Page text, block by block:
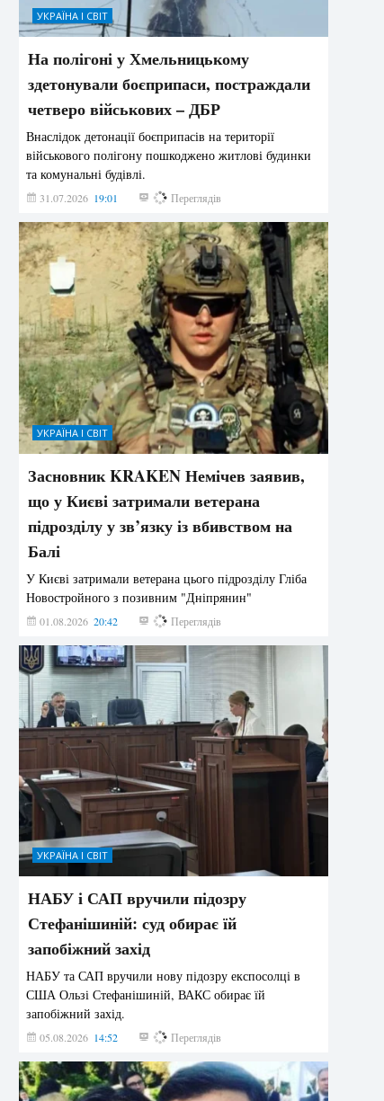
УКРАЇНА І СВІТ
На полігоні у Хмельницькому
здетонували боєприпаси, постраждали
четверо військових – ДБР
Внаслідок детонації боєприпасів на території
військового полігону пошкоджено житлові будинки
та комунальні будівлі.
31.07.2026 19:01 184 Переглядів
УКРАЇНА І СВІТ
Засновник KRAKEN Немічев заявив,
що у Києві затримали ветерана
підрозділу у зв’язку із вбивством на
Балі
У Києві затримали ветерана цього підрозділу Гліба
Новостройного з позивним "Дніпрянин"
01.08.2026 20:42 176 Переглядів
УКРАЇНА І СВІТ
НАБУ і САП вручили підозру
Стефанішиній: суд обирає їй
запобіжний захід
НАБУ та САП вручили нову підозру експосолці в
США Ользі Стефанішиній, ВАКС обирає їй
запобіжний захід.
05.08.2026 14:52 140 Переглядів